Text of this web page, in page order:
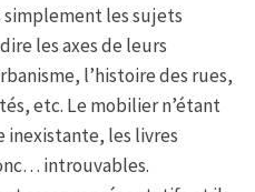
les sujets
les axes de leurs
l’histoire des rues,
etc. Le mobilier n’étant
inexistante, les livres
introuvables.